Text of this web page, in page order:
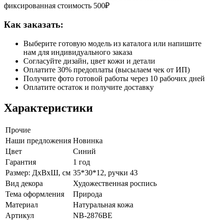
фиксированная стоимость 500₽
Как заказать:
Выберите готовую модель из каталога или напишите
нам для индивидуального заказа
Согласуйте дизайн, цвет кожи и детали
Оплатите 30% предоплаты (высылаем чек от ИП)
Получите фото готовой работы через 10 рабочих дней
Оплатите остаток и получите доставку
Характеристики
Прочие
Наши предложения Новинка
Цвет
Синий
Гарантия
1 год
Размер: ДхВхШ, см 35*30*12, ручки 43
Вид декора
Художественная роспись
Тема оформления
Природа
Материал
Натуральная кожа
Артикул
NB-2876BE